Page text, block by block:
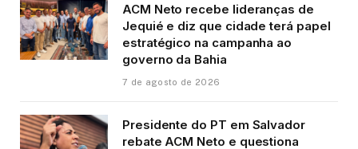
ACM Neto recebe lideranças de
Jequié e diz que cidade terá papel
estratégico na campanha ao
governo da Bahia
7 de agosto de 2026
Presidente do PT em Salvador
rebate ACM Neto e questiona